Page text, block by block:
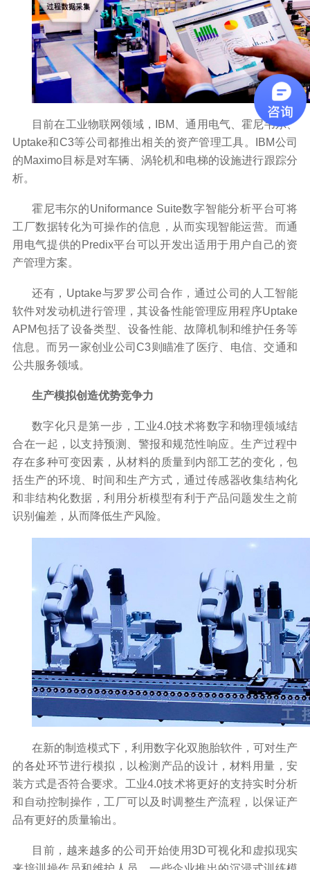
目前在工业物联网领域， IBM
、通用电气、霍尼韦尔、
Uptake和C3等公司都推出相关的资产管理工具。 IBM公司
的Maximo目标是对车辆、涡轮机和电梯的设施进行跟踪分
析。
霍尼韦尔的Uniformance Suite数字智能分析平台可将
工厂数据转化为可操作的信息，从而实现智能运营。而通
用电气提供的 Predix平台可以开发出适用于用户自己的资
产管理方案。
还有， Uptake与罗罗公司合作，通过公司的人工智能
软件对发动机进行管理，其设备性能管理应用程序Uptake
APM包括了设备类型、设备性能、故障机制和维护任务等
信息。而另一家创业公司C3则瞄准了医疗、电信、交通和
公共服务领域。
生产模拟创造优势竞争力
数字化只是第一步，工业4.0技术将数字和物理领域结
合在一起，以支持预测、警报和规范性响应。生产过程中
存在多种可变因素，从材料的质量到内部工艺的变化，包
括生产的环境、时间和生产方式，通过传感器收集结构化
和非结构化数据，利用分析模型有利于产品问题发生之前
识别偏差，从而降低生产风险。
在新的制造模式下，利用数字化双胞胎软件，可对生产
的各处环节进行模拟，以检测产品的设计，材料用量，安
装方式是否符合要求。工业4.0技术将更好的支持实时分析
和自动控制操作，工厂可以及时调整生产流程，以保证产
品有更好的质量输出。
目前，越来越多的公司开始使用3D可视化和虚拟现实